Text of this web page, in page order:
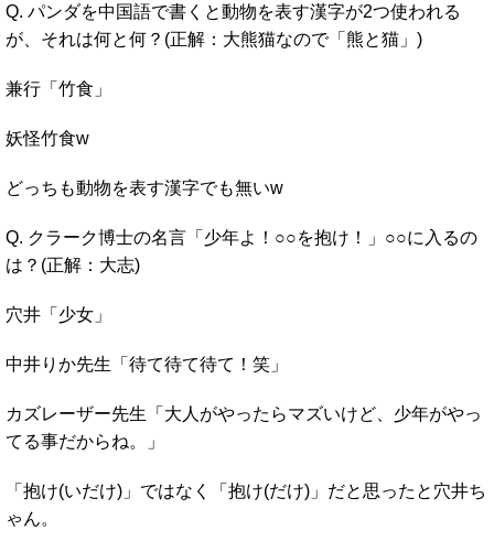
Q. パンダを中国語で書くと動物を表す漢字が2つ使われる
が、それは何と何？(正解：大熊猫なので「熊と猫」)
兼行「竹食」
妖怪竹食w
どっちも動物を表す漢字でも無いw
Q. クラーク博士の名言「少年よ！○○を抱け！」○○に入るの
は？(正解：大志)
穴井「少女」
中井りか先生「待て待て待て！笑」
カズレーザー先生「大人がやったらマズいけど、少年がやっ
てる事だからね。」
「抱け(いだけ)」ではなく「抱け(だけ)」だと思ったと穴井ち
ゃん。